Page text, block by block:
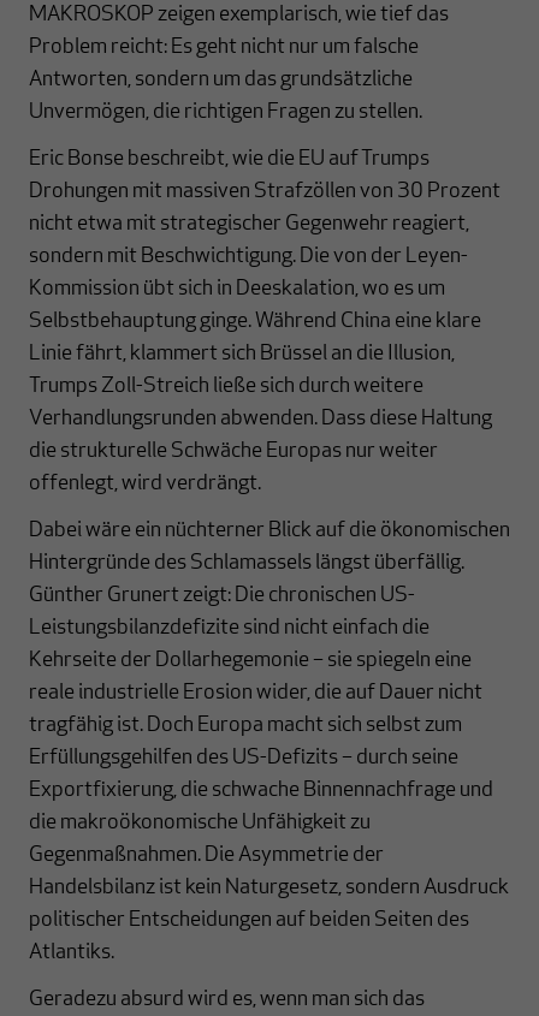
MAKROSKOP zeigen exemplarisch, wie tief das
Problem reicht: Es geht nicht nur um falsche
Antworten, sondern um das grundsätzliche
Unvermögen, die richtigen Fragen zu stellen.
Eric Bonse beschreibt, wie die EU auf Trumps
Drohungen mit massiven Strafzöllen von 30 Prozent
nicht etwa mit strategischer Gegenwehr reagiert,
sondern mit Beschwichtigung. Die von der Leyen-
Kommission übt sich in Deeskalation, wo es um
Selbstbehauptung ginge. Während China eine klare
Linie fährt, klammert sich Brüssel an die Illusion,
Trumps Zoll-Streich ließe sich durch weitere
Verhandlungsrunden abwenden. Dass diese Haltung
die strukturelle Schwäche Europas nur weiter
offenlegt, wird verdrängt.
Dabei wäre ein nüchterner Blick auf die ökonomischen
Hintergründe des Schlamassels längst überfällig.
Günther Grunert zeigt: Die chronischen US-
Leistungsbilanzdefizite sind nicht einfach die
Kehrseite der Dollarhegemonie – sie spiegeln eine
reale industrielle Erosion wider, die auf Dauer nicht
tragfähig ist. Doch Europa macht sich selbst zum
Erfüllungsgehilfen des US-Defizits – durch seine
Exportfixierung, die schwache Binnennachfrage und
die makroökonomische Unfähigkeit zu
Gegenmaßnahmen. Die Asymmetrie der
Handelsbilanz ist kein Naturgesetz, sondern Ausdruck
politischer Entscheidungen auf beiden Seiten des
Atlantiks.
Geradezu absurd wird es, wenn man sich das